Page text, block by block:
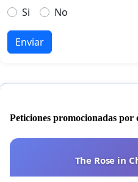
Si
No
Enviar
Peticiones promocionadas por
The Rose in